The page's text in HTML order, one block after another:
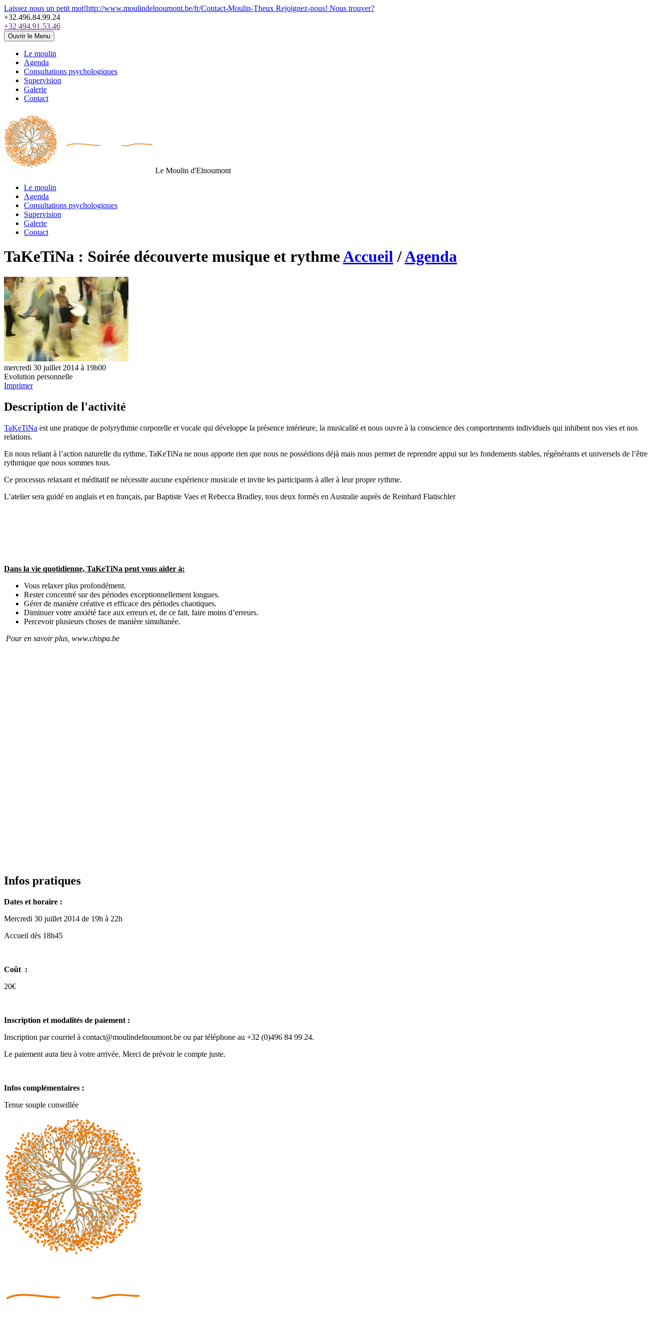
Laissez nous un petit mot!http://www.moulindelnoumont.be/fr/Contact-Moulin-Theux Rejoignez-nous! Nous trouver?
+32.496.84.99.24
+32 494.91.53.46
Ouvrir le Menu
Le moulin
Agenda
Consultations psychologiques
Supervision
Galerie
Contact
Le Moulin d'Elnoumont
Le moulin
Agenda
Consultations psychologiques
Supervision
Galerie
Contact
TaKeTiNa : Soirée découverte musique et rythmeAccueil/Agenda
mercredi 30 juillet 2014 à 19h00
Evolution personnelle
Imprimer
Description de l'activité
TaKeTiNa est une pratique de polyrythmie corporelle et vocale qui développe la présence intérieure, la musicalité et nous ouvre à la conscience des comportements individuels qui inhibent nos vies et nos
relations.
En nous reliant à l’action naturelle du rythme, TaKeTiNa ne nous apporte rien que nous ne possédions déjà mais nous permet de reprendre appui sur les fondements stables, régénérants et universels de l’être
rythmique que nous sommes tous.
Ce processus relaxant et méditatif ne nécessite aucune expérience musicale et invite les participants à aller à leur propre rythme.
L’atelier sera guidé en anglais et en français, par Baptiste Vaes et Rebecca Bradley, tous deux formés en Australie auprès de Reinhard Flatischler
Dans la vie quotidienne, TaKeTiNa peut vous aider à:
Vous relaxer plus profondément.
Rester concentré sur des périodes exceptionnellement longues.
Gérer de manière créative et efficace des périodes chaotiques.
Diminuer votre anxiété face aux erreurs et, de ce fait, faire moins d’erreurs.
Percevoir plusieurs choses de manière simultanée.
Pour en savoir plus, www.chispa.be
Infos pratiques
Dates et horaire :
Mercredi 30 juillet 2014 de 19h à 22h
Accueil dès 18h45
Coût :
20€
Inscription et modalités de paiement :
Inscription par courriel à contact@moulindelnoumont.be ou par téléphone au +32 (0)496 84 99 24.
Le paiement aura lieu à votre arrivée. Merci de prévoir le compte juste.
Infos complémentaires :
Tenue souple conseillée